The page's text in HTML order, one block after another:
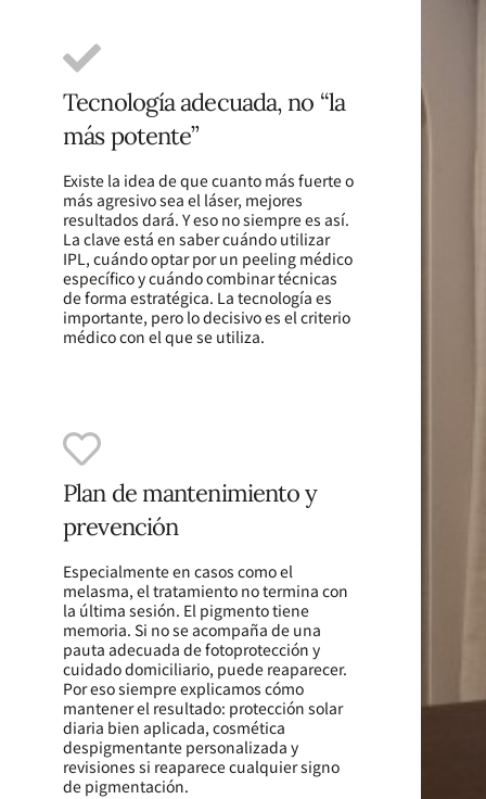
Tecnología adecuada, no “la
más potente”
Existe la idea de que cuanto más fuerte o
más agresivo sea el láser, mejores
resultados dará. Y eso no siempre es así.
La clave está en saber cuándo utilizar
IPL, cuándo optar por un peeling médico
específico y cuándo combinar técnicas
de forma estratégica. La tecnología es
importante, pero lo decisivo es el criterio
médico con el que se utiliza.
Plan de mantenimiento y
prevención
Especialmente en casos como el
melasma, el tratamiento no termina con
la última sesión. El pigmento tiene
memoria. Si no se acompaña de una
pauta adecuada de fotoprotección y
cuidado domiciliario, puede reaparecer.
Por eso siempre explicamos cómo
mantener el resultado: protección solar
diaria bien aplicada, cosmética
despigmentante personalizada y
revisiones si reaparece cualquier signo
de pigmentación.